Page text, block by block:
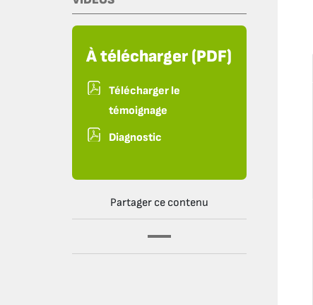
À télécharger (PDF)
Télécharger le
témoignage
Diagnostic
Partager ce contenu